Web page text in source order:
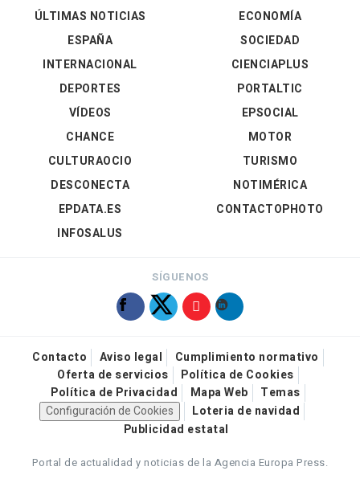
ÚLTIMAS NOTICIAS
ESPAÑA
INTERNACIONAL
DEPORTES
VÍDEOS
ECONOMÍA
SOCIEDAD
CIENCIAPLUS
PORTALTIC
EPSOCIAL
CHANCE
CULTURAOCIO
DESCONECTA
EPDATA.ES
INFOSALUS
MOTOR
TURISMO
NOTIMÉRICA
CONTACTOPHOTO
SÍGUENOS
Contacto Aviso legal
Cumplimiento normativo
Oferta de servicios
Política de Cookies
Política de Privacidad
Mapa Web
Temas
Configuración de Cookies
Loteria de navidad
Publicidad estatal
Portal de actualidad y noticias de la Agencia Europa Press.